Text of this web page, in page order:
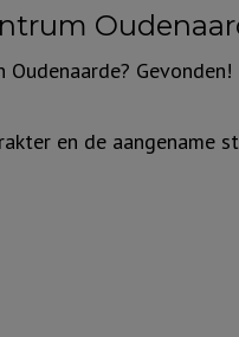
Gevonden!
en de aangename